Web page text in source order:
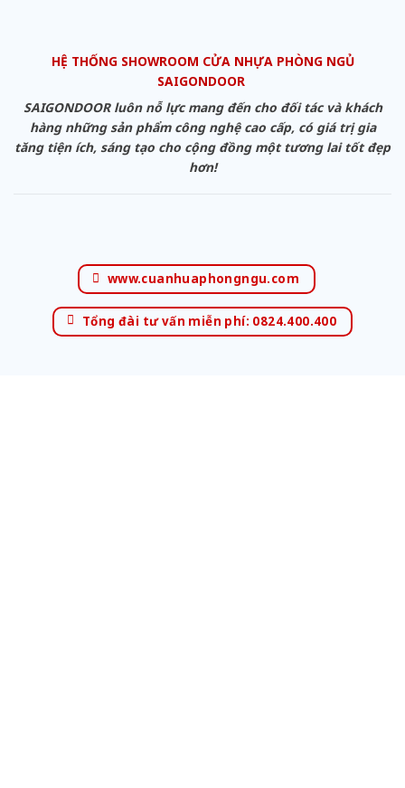
HỆ THỐNG SHOWROOM CỬA NHỰA PHÒNG NGỦ
SAIGONDOOR
SAIGONDOOR luôn nỗ lực mang đến cho đối tác và khách
hàng những sản phẩm công nghệ cao cấp, có giá trị gia
tăng tiện ích, sáng tạo cho cộng đồng một tương lai tốt đẹp
hơn!
www.cuanhuaphongngu.com
Tổng đài tư vấn miễn phí: 0824.400.400